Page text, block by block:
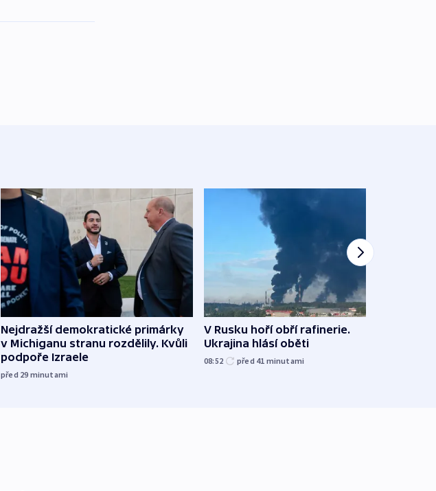
Nejdražší demokratické primárky
v Michiganu stranu rozdělily. Kvůli
podpoře Izraele
před 29 minutami
V Rusku hoří obří rafinerie.
Ukrajina hlásí oběti
08:52 před 41 minutami